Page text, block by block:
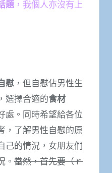
題 ，我個人亦沒有上
慰 ，但自慰佔男性生
選擇合適的食材
處。同時希望給各位
，了解男性自慰的原
己的情況，女朋友們
。 當然，首先要（ｒ